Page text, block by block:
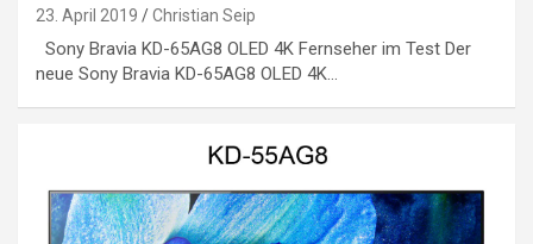
23. April 2019 Christian Seip
Sony Bravia KD-65AG8 OLED 4K Fernseher im Test Der
neue Sony Bravia KD-65AG8 OLED 4K…